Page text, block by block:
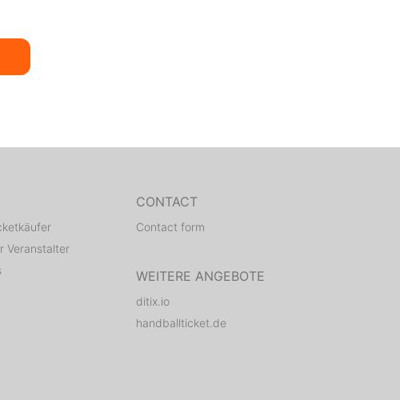
Veranstalter
CONTACT
Contact form
WEITERE ANGEBOTE
ditix.io
handballticket.de